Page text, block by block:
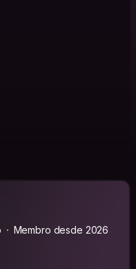
Membro desde 2026